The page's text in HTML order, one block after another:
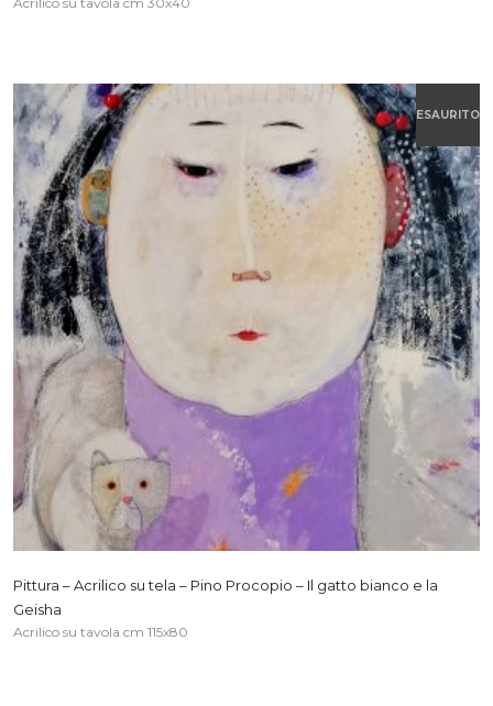
ESAURITO
Pittura – Acrilico su tela – Pino Procopio – Il gatto bianco e la
Geisha
Acrilico su tavola cm 115x80